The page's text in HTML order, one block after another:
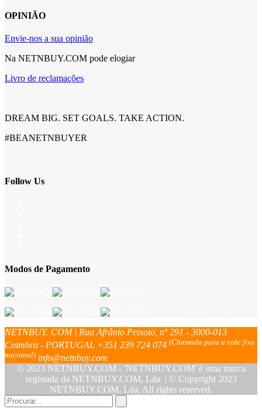
OPINIÃO
Envie-nos a sua opinião
Na NETNBUY.COM pode elogiar
Livro de reclamações
DREAM BIG. SET GOALS. TAKE ACTION.
#BEANETNBUYER
Follow Us
Modos de Pagamento
NETNBUY. COM | Rua Afrânio Peixoto, nº 291 - 3000-013
Coimbra - PORTUGAL +351 239 724 074 (Chamada para a rede fixa
nacional) info@netnbuy.com
© 2023 NETNBUY.COM - 'NETNBUY.COM' é uma marca
registada da NETNBUY.COM, Lda. | © Copyright 2023
NETNBUY.COM, Lda. All rights reserved.